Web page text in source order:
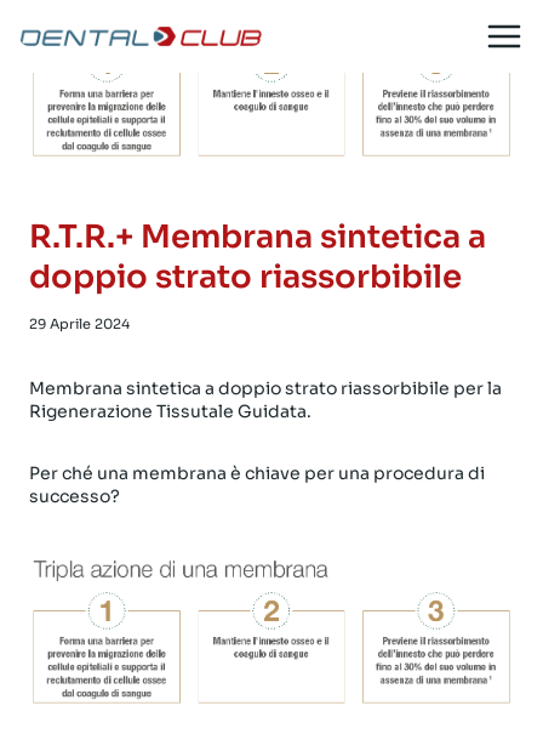
contenuto
R.T.R.+ Membrana sintetica a
doppio strato riassorbibile
29 Aprile 2024
Membrana sintetica a doppio strato riassorbibile per la
Rigenerazione Tissutale Guidata.
Per ché una membrana è chiave per una procedura di
successo?